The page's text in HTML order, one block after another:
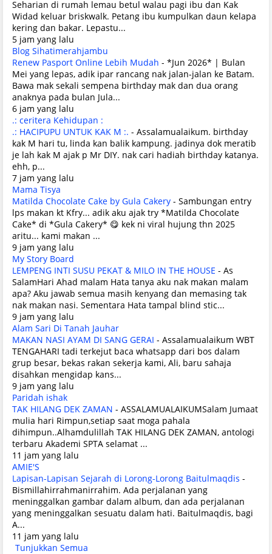
Seharian di rumah lemau betul walau pagi ibu dan Kak
Widad keluar briskwalk. Petang ibu kumpulkan daun kelapa
kering dan bakar. Lepastu...
5 jam yang lalu
Blog Sihatimerahjambu
Renew Pasport Online Lebih Mudah - *Jun 2026* | Bulan
Mei yang lepas, adik ipar rancang nak jalan-jalan ke Batam.
Bawa mak sekali sempena birthday mak dan dua orang
anaknya pada bulan Jula...
6 jam yang lalu
.: ceritera Kehidupan :
.: HACIPUPU UNTUK KAK M :. - Assalamualaikum. birthday
kak M hari tu, linda kan balik kampung. jadinya dok meratib
je lah kak M ajak p Mr DIY. nak cari hadiah birthday katanya.
ehh, p...
7 jam yang lalu
Mama Tisya
Matilda Chocolate Cake by Gula Cakery - Sambungan entry
lps makan kt Kfry... adik aku ajak try *Matilda Chocolate
Cake* di *Gula Cakery* 😋 kek ni viral hujung thn 2025
aritu... kami makan ...
9 jam yang lalu
My Story Board
LEMPENG INTI SUSU PEKAT & MILO IN THE HOUSE - As
SalamHari Ahad malam Hata tanya aku nak makan malam
apa? Aku jawab semua masih kenyang dan memasing tak
nak makan nasi. Sementara Hata tampal blind stic...
9 jam yang lalu
Alam Sari Di Tanah Jauhar
MAKAN NASI AYAM DI SANG GERAI - Assalamualaikum WBT
TENGAHARI tadi terkejut baca whatsapp dari bos dalam
grup besar, bekas rakan sekerja kami, Ali, baru sahaja
disahkan mengidap kans...
9 jam yang lalu
Paridah ishak
TAK HILANG DEK ZAMAN - ASSALAMUALAIKUMSalam Jumaat
mulia hari Rimpun,setiap saat moga pahala
dihimpun..Alhamdulillah TAK HILANG DEK ZAMAN, antologi
terbaru Akademi SPTA selamat ...
11 jam yang lalu
AMIE'S
Lapisan-Lapisan Sejarah di Lorong-Lorong Baitulmaqdis -
Bismillahirrahmanirrahim. Ada perjalanan yang
meninggalkan gambar dalam album, dan ada perjalanan
yang meninggalkan sesuatu dalam hati. Baitulmaqdis, bagi
A...
11 jam yang lalu
Tunjukkan Semua